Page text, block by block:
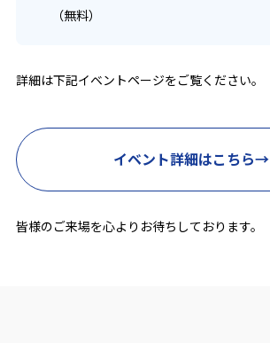
（無料）
詳細は下記イベントページをご覧ください。
イベント詳細はこちら→
皆様のご来場を心よりお待ちしております。